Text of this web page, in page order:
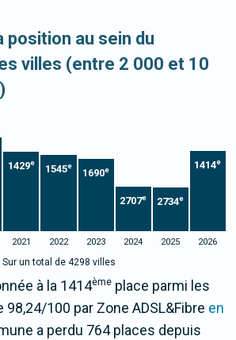
position au sein du
villes (entre 2 000 et 10
1429e
1545e
1690e
2707e 2734e
1414e
2021 2022 2023 2024 2025 2026
Sur un total de 4298 villes
à la 1414ème place parmi les
98,24/100 par Zone ADSL&Fibre en
a perdu 764 places depuis